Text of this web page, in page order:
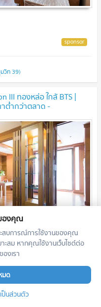
วิท 39)
III ทองหล่อ ใกล้ BTS |
ต่ำกว่าตลาด -
องคุณ
สบการณ์การใช้งานของคุณ
าะสม หากคุณใช้งานเว็บไซต์ต่อ
งเรา
มด
ป็นส่วนตัว